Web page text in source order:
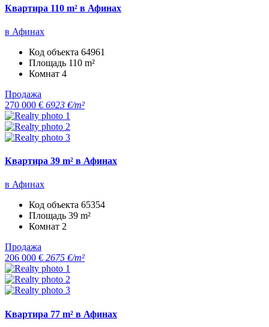
Квартира 110 m² в Афинах
в Афинах
Код объекта 64961
Площадь 110 m²
Комнат 4
Продажа
270 000 € 6923 €/m²
Квартира 39 m² в Афинах
в Афинах
Код объекта 65354
Площадь 39 m²
Комнат 2
Продажа
206 000 € 2675 €/m²
Квартира 77 m² в Афинах